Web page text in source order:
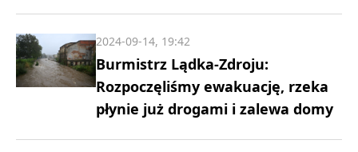
Burmistrz Lądka-Zdroju:
Rozpoczęliśmy ewakuację, rzeka
płynie już drogami i zalewa domy
2024-09-14, 19:42